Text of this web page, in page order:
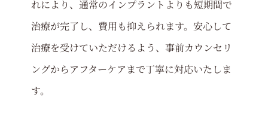
れにより、通常のインプラントよりも短期間で
治療が完了し、費用も抑えられます。安心して
治療を受けていただけるよう、事前カウンセリ
ングからアフターケアまで丁寧に対応いたしま
す。